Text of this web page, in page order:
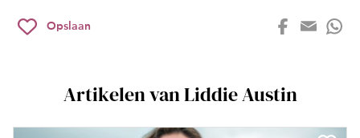
Opslaan
Artikelen van Liddie Austin